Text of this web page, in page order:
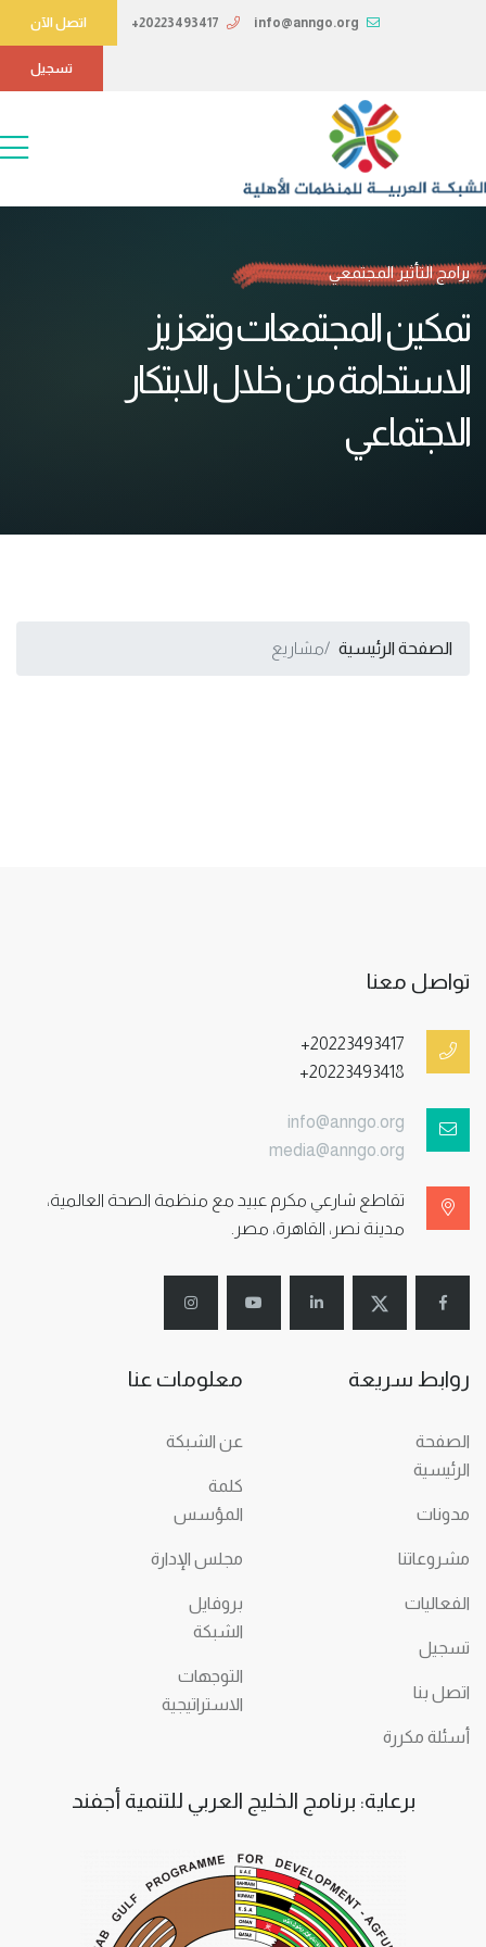
info@anngo.org
+20223493417 اتصل الآن
تسجيل
برامج التأثير المجتمعي
تمكين المجتمعات وتعزيز
الاستدامة من خلال الابتكار
الاجتماعي
الصفحة الرئيسية مشاريع
تواصل معنا
+20223493417
+20223493418
info@anngo.org
media@anngo.org
تقاطع شارعي مكرم عبيد مع منظمة الصحة العالمية،
مدينة نصر، القاهرة، مصر.
روابط سريعة
الصفحة
الرئيسية
مدونات
مشروعاتنا
الفعاليات
تسجيل
اتصل بنا
أسئلة مكررة
معلومات عنا
عن الشبكة
كلمة
المؤسس
مجلس الإدارة
بروفايل
الشبكة
التوجهات
الاستراتيجية
برعاية: برنامج الخليج العربي للتنمية أجفند